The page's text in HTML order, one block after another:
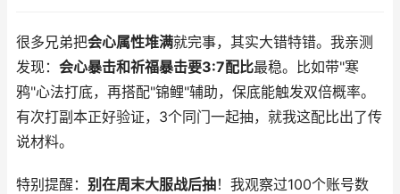
很多兄弟把会心属性堆满就完事，其实大错特错。我亲测
发现： 会心暴击和祈福暴击要3:7配比最稳。比如带"寒
鸦"心法打底，再搭配"锦鲤"辅助，保底能触发双倍概率。
有次打副本正好验证，3个同门一起抽，就我这配比出了传
说材料。
特别提醒： 别在周末大服战后抽！我观察过100个账号数